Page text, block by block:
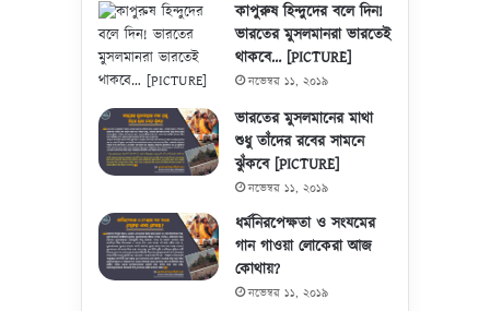
কাপুরুষ হিন্দুদের বলে দিন!
ভারতের মুসলমানরা ভারতেই
থাকবে… [PICTURE]
নভেম্বর ১১, ২০১৯
ভারতের মুসলমানের মাথা
শুধু তাঁদের রবের সামনে
ঝুঁকবে [PICTURE]
নভেম্বর ১১, ২০১৯
ধর্মনিরপেক্ষতা ও সংযমের
গান গাওয়া লোকেরা আজ
কোথায়?
নভেম্বর ১১, ২০১৯